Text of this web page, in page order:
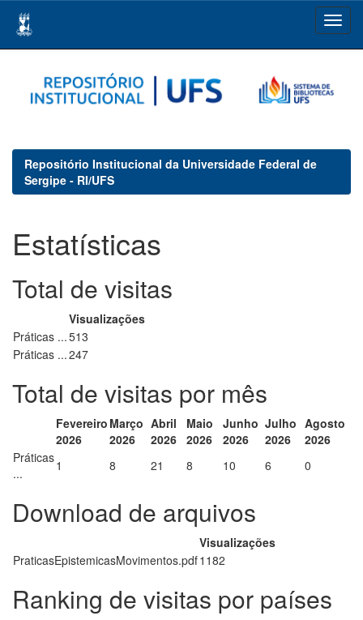
navigation
Repositório Institucional da Universidade Federal de
Sergipe - RI/UFS
Estatísticas
Total de visitas
Visualizações
Práticas ...513
Práticas ...247
Total de visitas por mês
Fevereiro
2026
Março
2026
Abril
2026
Maio
2026
Junho
2026
Julho
2026
Agosto
2026
Práticas
...
1 8 21 8 10 6 0
Download de arquivos
Visualizações
PraticasEpistemicasMovimentos.pdf1182
Ranking de visitas por países